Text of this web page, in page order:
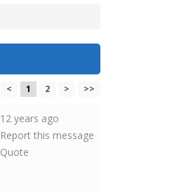
< 1 2 > >>
12 years ago
Report this message
Quote